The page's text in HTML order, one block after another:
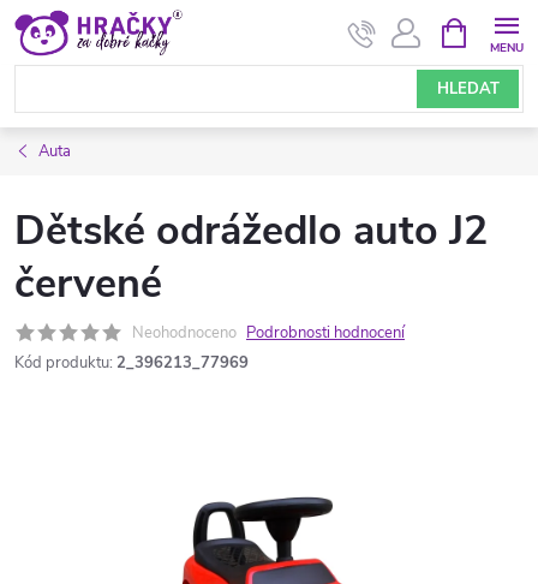
Přejít
obsah
HLEDAT
NÁKUPNÍ
KOŠÍK
Auta
Dětské odrážedlo auto J2
červené
Neohodnoceno Podrobnosti hodnocení
Kód produktu: 2_396213_77969